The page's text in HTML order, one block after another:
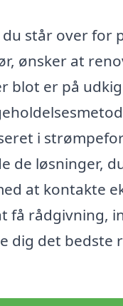
du står over for
ønsker at
blot er på
i
de løsninger,
at kontakte
få rådgivning,
dig det bedste